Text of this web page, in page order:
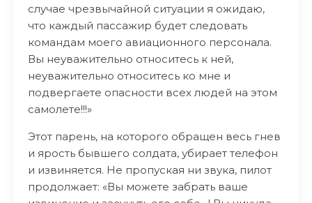
случае чрезвычайной ситуации я ожидаю,
что каждый пассажир будет следовать
командам моего авиационного персонала.
Вы неуважительно относитесь к ней,
неуважительно относитесь ко мне и
подвергаете опасности всех людей на этом
самолете!!!»
Этот парень, на которого обращен весь гнев
и ярость бывшего солдата, убирает телефон
и извиняется. Не пропуская ни звука, пилот
продолжает: «Вы можете забрать ваше